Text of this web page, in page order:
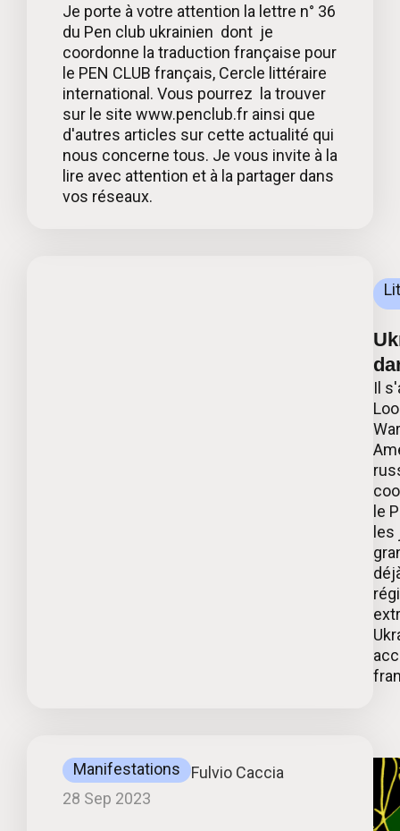
Je porte à votre attention la lettre n° 36
du Pen club ukrainien dont je
coordonne la traduction française pour
le PEN CLUB français, Cercle littéraire
international. Vous pourrez la trouver
sur le site www.penclub.fr ainsi que
d'autres articles sur cette actualité qui
nous concerne tous. Je vous invite à la
lire avec attention et à la partager dans
vos réseaux.
Il
le
les
Manifestations
Fulvio Caccia
28 Sep 2023